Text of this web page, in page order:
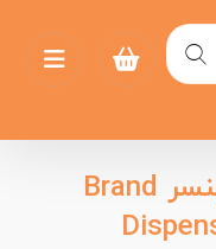
خرید و قیمت دیسپنسر Brand